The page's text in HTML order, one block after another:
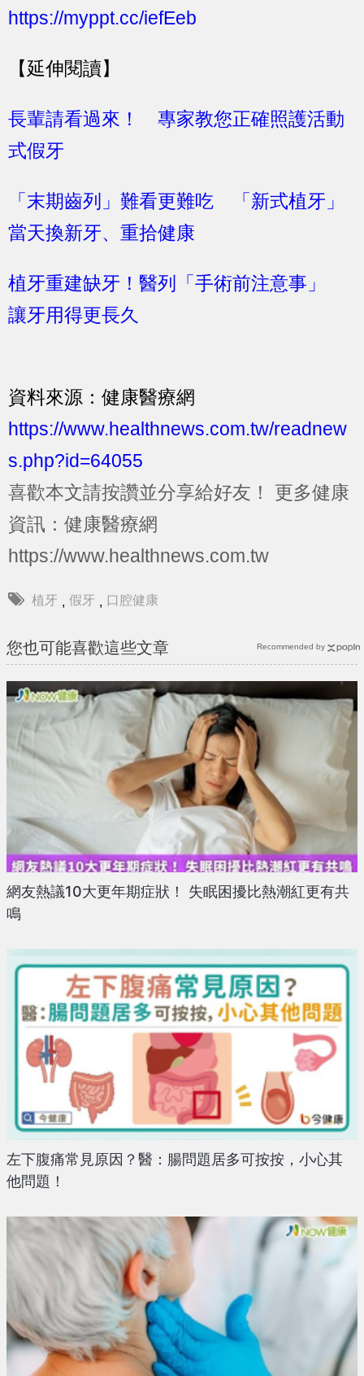
https://myppt.cc/iefEeb
【延伸閱讀】
長輩請看過來！ 專家教您正確照護活動
式假牙
「末期齒列」難看更難吃 「新式植牙」
當天換新牙、重拾健康
植牙重建缺牙！醫列「手術前注意事」
讓牙用得更長久
資料來源：健康醫療網
https://www.healthnews.com.tw/readnew
s.php?id=64055
喜歡本文請按讚並分享給好友！
更多健康
資訊：健康醫療網
https://www.healthnews.com.tw
植牙 , 假牙 , 口腔健康
您也可能喜歡這些文章
網友熱議10大更年期症狀！ 失眠困擾比熱潮紅更有共
鳴
左下腹痛常見原因？醫：腸問題居多可按按，小心其
他問題！
Recommended by